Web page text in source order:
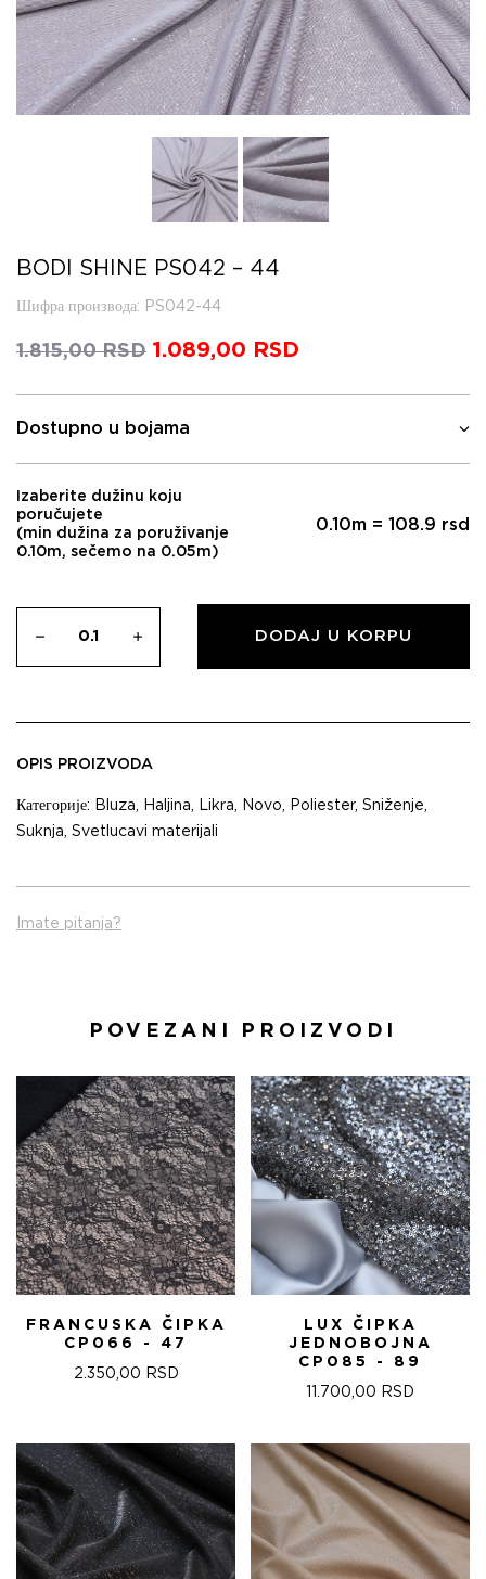
BODI SHINE PS042 – 44
Шифра производа: PS042-44
1.815,00RSD Оригинална
је
била:
1.089,00 RSD
је:
Dostupno u bojama
Izaberite dužinu koju
poručujete
(min dužina za poruživanje
0.10m, sečemo na 0.05m)
0.10m = 108.9 rsd
DODAJ U KORPU
OPIS PROIZVODA
Категорије: Bluza, Haljina, Likra, Novo, Poliester, Sniženje,
Suknja, Svetlucavi materijali
Imate pitanja?
POVEZANI PROIZVODI
FRANCUSKA ČIPKA
CP066 - 47
2.350,00 RSD
LUX ČIPKA
JEDNOBOJNA
CP085 - 89
11.700,00 RSD